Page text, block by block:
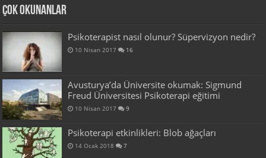
Çok Okunanlar
Psikoterapist nasıl olunur? Süpervizyon nedir?
10 Nisan 2017 16
Avusturya’da Üniversite okumak: Sigmund
Freud Üniversitesi Psikoterapi eğitimi
10 Nisan 2017 9
Psikoterapi etkinlikleri: Blob ağaçları
14 Ocak 2018 7